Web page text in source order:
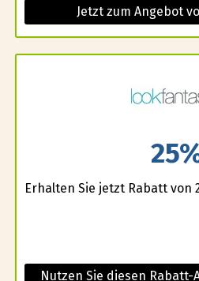
Jetzt zum Angebot
Erhalten Sie jetzt Rabatt von
Nutzen Sie diesen